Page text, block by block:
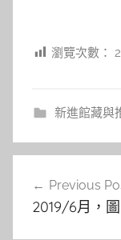
瀏覽次數：
新進館藏與
Previous
2019/6月，